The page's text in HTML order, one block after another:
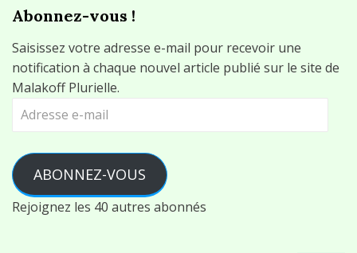
Abonnez-vous !
Saisissez votre adresse e-mail pour recevoir une
notification à chaque nouvel article publié sur le site de
Malakoff Plurielle.
Adresse
ABONNEZ-VOUS
Rejoignez les 40 autres abonnés